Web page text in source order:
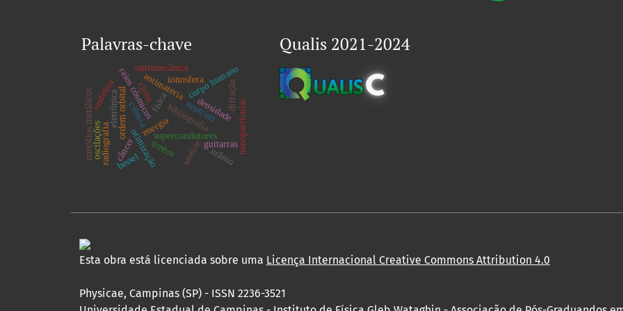
Palavras-chave
física neutrino
energia
antimateria
otimizaçãosupercondutores
raios cósmicos
ordem orbital
eletrônica bibliografiadensidade
ciência
corpo humano
ionosfera
clima
câncer
radiografia
difração
ondeleta
satélite
optomecânica
guitarras
timbre urânio
nanopartículas
nanofios metálicos
bessel
oscilações
Qualis 2021-2024
Esta obra está licenciada sobre uma Licença Internacional Creative Commons Attribution 4.0
Physicae, Campinas (SP) - ISSN 2236-3521